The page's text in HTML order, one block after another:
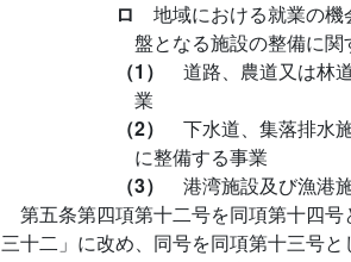
ロ 地域における就業の
盤となる施設の整備に
（1） 道路、農道又は林
業
（2） 下水道、集落排水
に整備する事業
（3） 港湾施設及び漁港
第五条第四項第十二号を同項第十四
三十二」に改め、同号を同項第十三号